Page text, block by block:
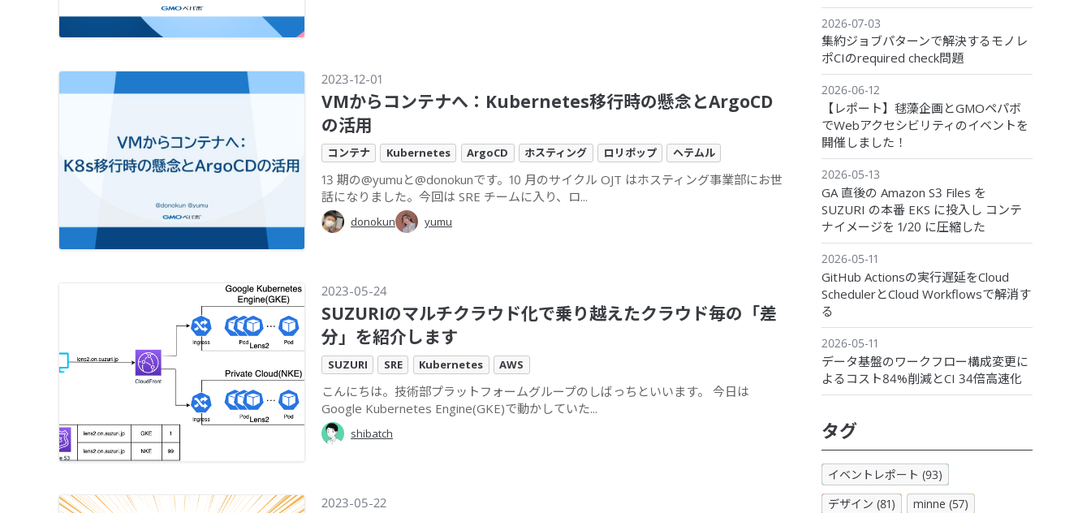
2023-12-01
VMからコンテナへ：Kubernetes移行時の懸念とArgoCD
の活用
コンテナ Kubernetes ArgoCD ホスティング ロリポップ ヘテムル
13 期の@yumuと@donokunです。10 月のサイクル OJT はホスティング事業部にお世
話になりました。今回は SRE チームに入り、ロ...
donokun yumu
2023-05-24
SUZURIのマルチクラウド化で乗り越えたクラウド毎の「差
分」を紹介します
SUZURI SRE Kubernetes AWS
こんにちは。技術部プラットフォームグループのしばっちといいます。 今日は
Google Kubernetes Engine(GKE)で動かしていた...
shibatch
2023-05-22
2026-07-03
集約ジョブパターンで解決するモノレ
ポCIのrequired check問題
2026-06-12
【レポート】毬藻企画とGMOペパボ
でWebアクセシビリティのイベントを
開催しました！
2026-05-13
GA 直後の Amazon S3 Files を
SUZURI の本番 EKS に投入し コンテ
ナイメージを 1/20 に圧縮した
2026-05-11
GitHub Actionsの実行遅延をCloud
SchedulerとCloud Workflowsで解消す
る
2026-05-11
データ基盤のワークフロー構成変更に
よるコスト84%削減とCI 34倍高速化
タグ
イベントレポート (93)
デザイン (81)
minne (57)